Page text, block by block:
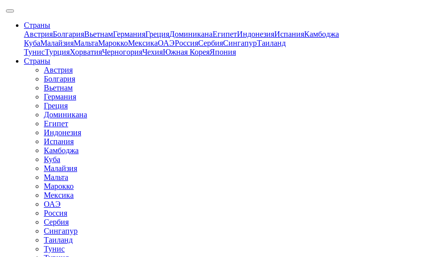
Страны
АвстрияБолгарияВьетнамГерманияГрецияДоминиканаЕгипетИндонезияИспанияКамбоджа
КубаМалайзияМальтаМароккоМексикаОАЭРоссияСербияСингапурТаиланд
ТунисТурцияХорватияЧерногорияЧехияЮжная КореяЯпония
Страны
Австрия
Болгария
Вьетнам
Германия
Греция
Доминикана
Египет
Индонезия
Испания
Камбоджа
Куба
Малайзия
Мальта
Марокко
Мексика
ОАЭ
Россия
Сербия
Сингапур
Таиланд
Тунис